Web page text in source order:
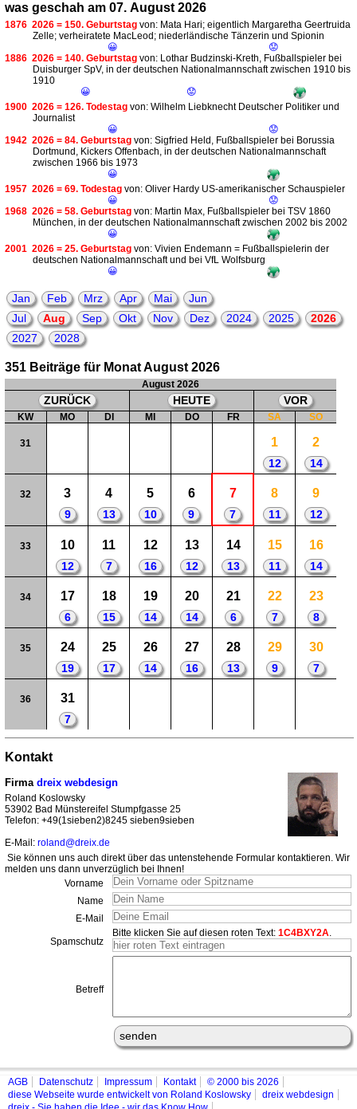
was geschah am 07. August 2026
1876 2026 = 150. Geburtstag von: Mata Hari; eigentlich Margaretha Geertruida
Zelle; verheiratete MacLeod; niederländische Tänzerin und Spionin
😀
😟
1886 2026 = 140. Geburtstag von: Lothar Budzinski-Kreth, Fußballspieler bei
Duisburger SpV, in der deutschen Nationalmannschaft zwischen 1910 bis
1910
😀
😟
1900 2026 = 126. Todestag von: Wilhelm Liebknecht Deutscher Politiker und
Journalist
😀
😟
1942 2026 = 84. Geburtstag von: Sigfried Held, Fußballspieler bei Borussia
Dortmund, Kickers Offenbach, in der deutschen Nationalmannschaft
zwischen 1966 bis 1973
😀
1957 2026 = 69. Todestag von: Oliver Hardy US-amerikanischer Schauspieler
😀
😟
1968 2026 = 58. Geburtstag von: Martin Max, Fußballspieler bei TSV 1860
München, in der deutschen Nationalmannschaft zwischen 2002 bis 2002
😀
2001 2026 = 25. Geburtstag von: Vivien Endemann = Fußballspielerin der
deutschen Nationalmannschaft und bei VfL Wolfsburg
😀
Jan Feb Mrz Apr Mai
Jun
Jul
Aug Sep Okt Nov Dez 2024 2025
2026
2027
2028
351 Beiträge für Monat August 2026
August 2026
ZURÜCK HEUTE VOR
KW MO DI MI DO FR SA SO
31 1
12
2
14
32 3
9
4
13
5
10
6
9
7
7
8
11
9
12
33 10
12
11
7
12
16
13
12
14
13
15
11
16
14
34 17
6
18
15
19
14
20
14
21
6
22
7
23
8
35 24
19
25
17
26
14
27
16
28
13
29
9
30
7
36 31
7
Kontakt
Firma dreix webdesign
Roland Koslowsky
53902 Bad Münstereifel Stumpfgasse 25
Telefon: +49(1sieben2)8245 sieben9sieben
E-Mail: roland@dreix.de
Sie können uns auch direkt über das untenstehende Formular kontaktieren. Wir
melden uns dann unverzüglich bei Ihnen!
Vorname
Name
E-Mail
Spamschutz
Bitte klicken Sie auf diesen roten Text: 1C4BXY2A.
Betreff
AGB Datenschutz Impressum Kontakt
© 2000 bis 2026
diese Webseite wurde entwickelt von Roland Koslowsky
dreix webdesign